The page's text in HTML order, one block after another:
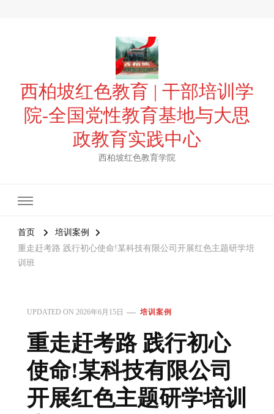
西柏坡红色教育 | 干部培训学
院-全国党性教育基地与大思
政教育实践中心
西柏坡红色教育学院
首页
培训案例
重走赶考路 践行初心使命!某科技有限公司开展红色主题研学培
训班
UPDATED ON 2026年6月15日 培训案例
重走赶考路 践行初心
使命!某科技有限公司
开展红色主题研学培训